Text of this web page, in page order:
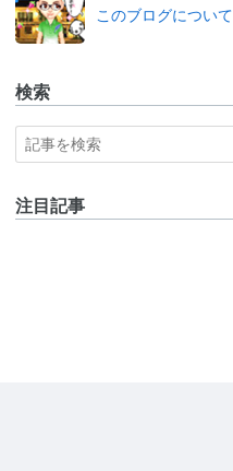
このブログについて
検索
注目記事